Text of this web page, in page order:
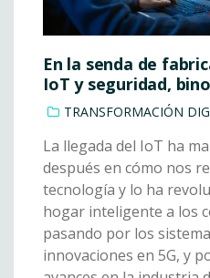
En la senda de
IoT y seguridad,
TRANSFORMACIÓN
La llegada del IoT ha
después en cómo nos
tecnología y lo ha
hogar inteligente a los
pasando por los
innovaciones en 5G, y